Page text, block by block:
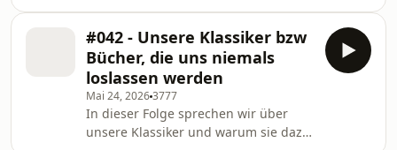
Miscommunication und Personen, die
zu viel innere Mo
begeistern und bei welchen wir noch
nicht ganz überzeugt sind. Von
Buchverfilmungen über Songs, die
plötzlich untrennbar mit bestimmten
Geschichten verbunden sind, bis hin
zu den aktuell viel diskutierten Trad
#042 - Unsere Klassiker bzw
Bücher, die uns niemals
loslassen werden
Mai 24, 20263777
In dieser Folge sprechen wir über
unsere Klassiker und warum sie dazu